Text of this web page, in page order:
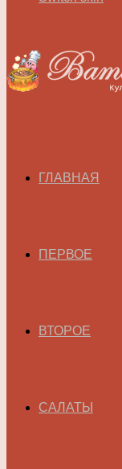
ГЛАВНАЯ
ПЕРВОЕ
ВТОРОЕ
САЛАТЫ